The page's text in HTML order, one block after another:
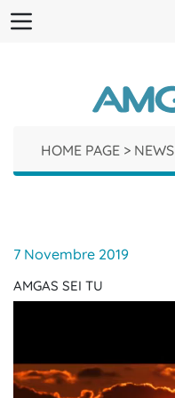
HOME PAGE > NEWS
7 Novembre 2019
AMGAS SEI TU